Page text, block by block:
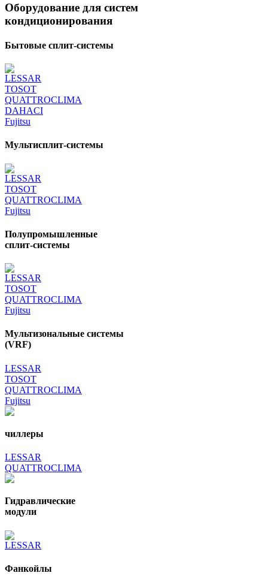
Оборудование для систем
кондиционирования
Бытовые сплит-системы
LESSAR
TOSOT
QUATTROCLIMA
DAHACI
Fujitsu
Мультисплит-системы
LESSAR
TOSOT
QUATTROCLIMA
Fujitsu
Полупромышленные
сплит-системы
LESSAR
TOSOT
QUATTROCLIMA
Fujitsu
Мультизональные системы
(VRF)
LESSAR
TOSOT
QUATTROCLIMA
Fujitsu
чиллеры
LESSAR
QUATTROCLIMA
Гидравлические
модули
LESSAR
Фанкойлы